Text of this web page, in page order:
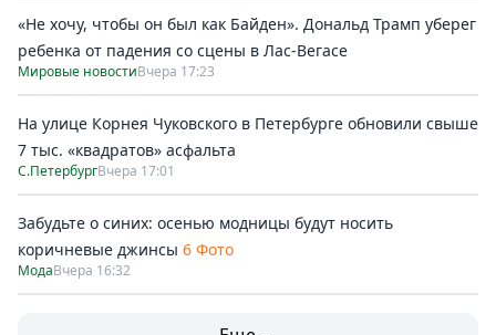
«Не хочу, чтобы он был как Байден». Дональд Трамп уберег
ребенка от падения со сцены в Лас-Вегасе
Мировые новостиВчера 17:23
На улице Корнея Чуковского в Петербурге обновили свыше
7 тыс. «квадратов» асфальта
С.ПетербургВчера 17:01
Забудьте о синих: осенью модницы будут носить
коричневые джинсы 6 Фото
МодаВчера 16:32